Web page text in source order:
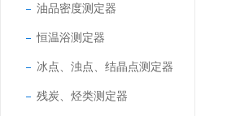
油品密度测定器
恒温浴测定器
冰点、浊点、结晶点测定器
残炭、烃类测定器